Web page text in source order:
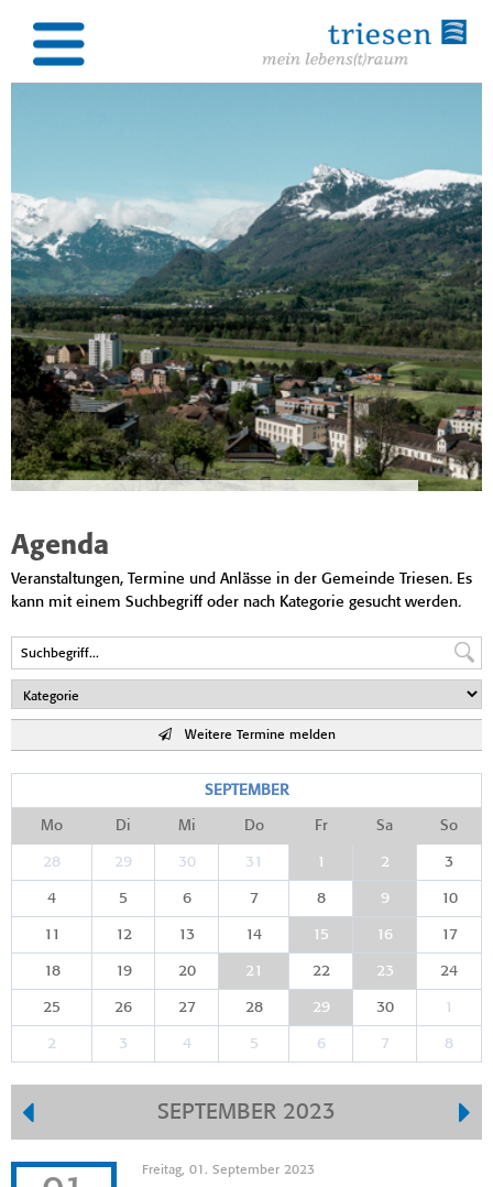
Agenda
Veranstaltungen, Termine und Anlässe in der Gemeinde Triesen. Es
kann mit einem Suchbegriff oder nach Kategorie gesucht werden.
Weitere Termine melden
SEPTEMBER
Mo Di Mi Do Fr Sa So
28 29 30 31 1 2 3
4 5 6 7 8 9 10
11 12 13 14 15 16 17
18 19 20 21 22 23 24
25 26 27 28 29 30 1
2 3 4 5 6 7 8
SEPTEMBER 2023
Freitag, 01. September 2023